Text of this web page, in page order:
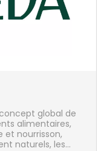
global de
alimentaires,
et nourrisson,
naturels, les